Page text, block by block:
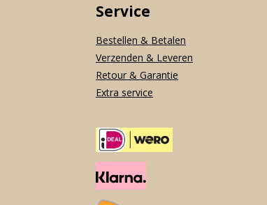
Service
Bestellen & Betalen
Verzenden & Leveren
Retour & Garantie
Extra service